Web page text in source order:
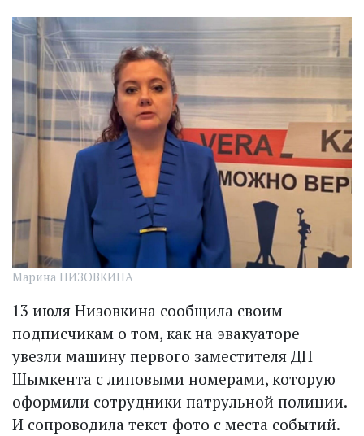
Марина НИЗОВКИНА
13 июля Низовкина сообщила своим
подписчикам о том, как на эвакуаторе
увезли машину первого заместителя ДП
Шымкента с липовыми номерами, которую
оформили сотрудники патрульной полиции.
И сопроводила текст фото с места событий.